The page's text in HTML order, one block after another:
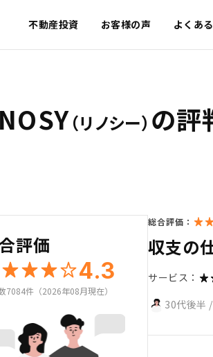
不動産投資 お客様の声 よくあ
（リノシー） の評
評価
4.3
7084件（2026年08月現在）
総合評価：
収支の
サービス：
30代後半 /